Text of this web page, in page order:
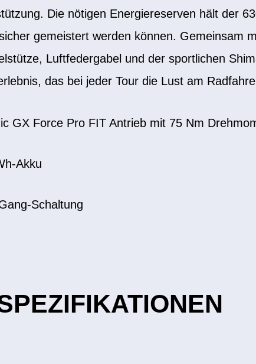
Die nötigen Energiereserven hält der
gemeistert werden können. Gemeinsam
Luftfedergabel und der sportlichen
das bei jeder Tour die Lust am
GX Force Pro FIT Antrieb mit 75 Nm
Akku
Schaltung